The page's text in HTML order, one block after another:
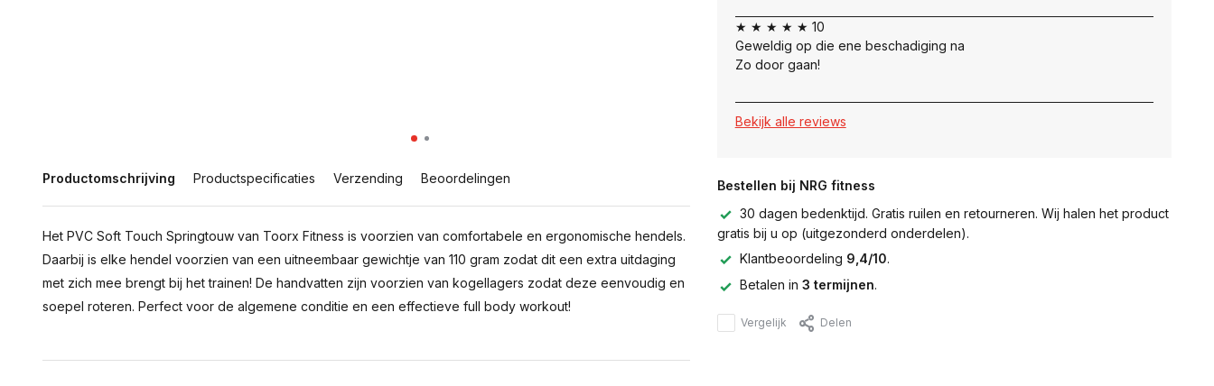
Productomschrijving Productspecificaties Verzending Beoordelingen
Het PVC Soft Touch Springtouw van Toorx Fitness is voorzien van comfortabele en ergonomische hendels.
Daarbij is elke hendel voorzien van een uitneembaar gewichtje van 110 gram zodat dit een extra uitdaging
met zich mee brengt bij het trainen! De handvatten zijn voorzien van kogellagers zodat deze eenvoudig en
soepel roteren. Perfect voor de algemene conditie en een effectieve full body workout!
★ ★ ★ ★ ★ 10
Geweldig op die ene beschadiging na
Zo door gaan!
Bekijk alle reviews
Bestellen bij NRG fitness
30 dagen bedenktijd. Gratis ruilen en retourneren. Wij halen het product
gratis bij u op (uitgezonderd onderdelen).
Klantbeoordeling 9,4/10.
Betalen in 3 termijnen.
Vergelijk Delen